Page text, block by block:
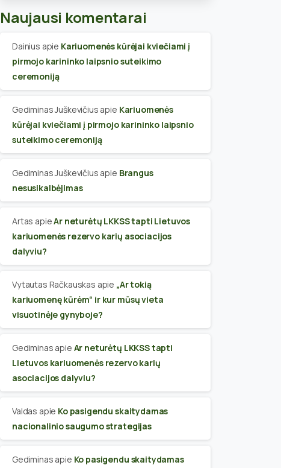
Naujausi komentarai
Dainius apie Kariuomenės kūrėjai kviečiami į
pirmojo karininko laipsnio suteikimo
ceremoniją
Gediminas Juškevičius apie Kariuomenės
kūrėjai kviečiami į pirmojo karininko laipsnio
suteikimo ceremoniją
Gediminas Juškevičius apie Brangus
nesusikalbėjimas
Artas apieAr neturėtų LKKSS tapti Lietuvos
kariuomenės rezervo karių asociacijos
dalyviu?
Vytautas Račkauskas apie „Ar tokią
kariuomenę kūrėm“ ir kur mūsų vieta
visuotinėje gynyboje?
Gediminas apie Ar neturėtų LKKSS tapti
Lietuvos kariuomenės rezervo karių
asociacijos dalyviu?
Valdas apie Ko pasigendu skaitydamas
nacionalinio saugumo strategijas
Gediminas apie Ko pasigendu skaitydamas